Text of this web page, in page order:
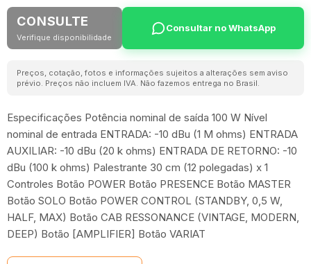
CONSULTE
Verifique disponibilidade
Consultar no WhatsApp
Preços, cotação, fotos e informações sujeitos a alterações sem aviso
prévio. Preços não incluem IVA. Não fazemos entrega no Brasil.
Especificações Potência nominal de saída 100 W Nível
nominal de entrada ENTRADA: -10 dBu (1 M ohms) ENTRADA
AUXILIAR: -10 dBu (20 k ohms) ENTRADA DE RETORNO: -10
dBu (100 k ohms) Palestrante 30 cm (12 polegadas) x 1
Controles Botão POWER Botão PRESENCE Botão MASTER
Botão SOLO Botão POWER CONTROL (STANDBY, 0,5 W,
HALF, MAX) Botão CAB RESSONANCE (VINTAGE, MODERN,
DEEP) Botão [AMPLIFIER] Botão VARIAT